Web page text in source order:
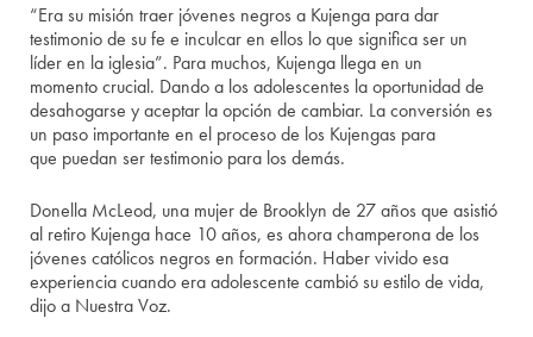
“Era su misión traer jóvenes negros a Kujenga para dar
testimonio de su fe e inculcar en ellos lo que significa ser un
líder en la iglesia”. Para muchos, Kujenga llega en un
momento crucial. Dando a los adolescentes la oportunidad de
desahogarse y aceptar la opción de cambiar. La conversión es
un paso importante en el proceso de los Kujengas para
que puedan ser testimonio para los demás.
Donella McLeod, una mujer de Brooklyn de 27 años que asistió
al retiro Kujenga hace 10 años, es ahora champerona de los
jóvenes católicos negros en formación. Haber vivido esa
experiencia cuando era adolescente cambió su estilo de vida,
dijo a Nuestra Voz.